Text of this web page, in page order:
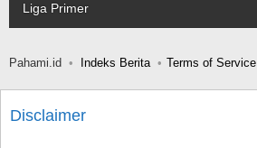
Liga Primer
Pahami.id Indeks Berita Terms of Service
Disclaimer